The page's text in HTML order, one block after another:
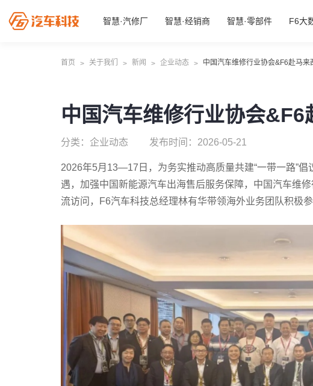
智慧·汽修厂 智慧·经销商 智慧·零部件 F6大
首页 > 关于我们 > 新闻 > 企业动态 > 中国汽车维修行业协会&F6赴马来
中国汽车维修行业协会
分类：企业动态 发布时间：2026-05-21
2026年5月13—17日，为务实推动高质量共建“一带一路”
遇，加强中国新能源汽车出海售后服务保障，中国汽车维
流访问，F6汽车科技总经理林有华带领海外业务团队积极参